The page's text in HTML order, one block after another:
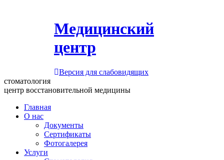
Медицинский
центр
Версия для слабовидящих
стоматология
центр восстановительной медицины
Главная
О нас
Документы
Сертификаты
Фотогалерея
Услуги